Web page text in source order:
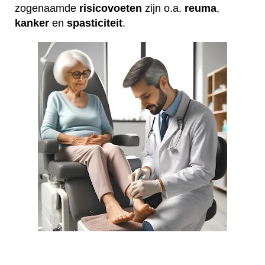
zogenaamde risicovoeten zijn o.a. reuma,
kanker en spasticiteit.